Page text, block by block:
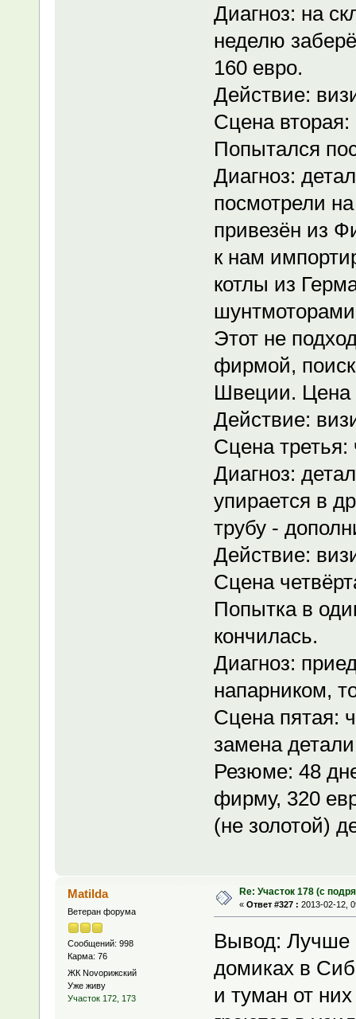
Диагноз: на
неделю
160 евро.
Действие:
Сцена вторая:
Попытался
Диагноз:
посмотрели
привезён из
к нам
котлы из
Этот не
фирмой,
Швеции. Цена
Действие:
Сцена третья:
Диагноз:
упирается в
трубу -
Действие:
Сцена
Попытка в
кончилась.
Диагноз:
напарником,
Сцена пятая:
замена
Резюме: 48
фирму, 320
(не золотой)
Matilda
Ветеран форума
Сообщений: 998
Карма: 76
ЖК Novoрижский
Уже живу
Участок 172, 173
Re: Участок 178 (с
« Ответ #327 : 2013-02-12,
Вывод: Лучше
домиках в
и туман от